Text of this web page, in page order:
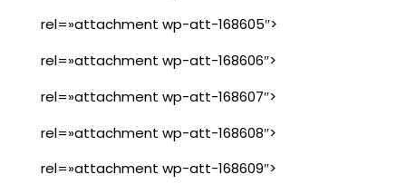
rel=»attachment wp-att-168605″>
rel=»attachment wp-att-168606″>
rel=»attachment wp-att-168607″>
rel=»attachment wp-att-168608″>
rel=»attachment wp-att-168609″>